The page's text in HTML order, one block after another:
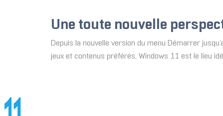
Une toute nouvelle
Depuis la nouvelle version du menu Démarrer
jeux et contenus préférés, Windows 11 est le lieu